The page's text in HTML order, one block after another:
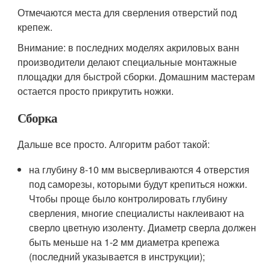
Отмечаются места для сверления отверстий под
крепеж.
Внимание: в последних моделях акриловых ванн
производители делают специальные монтажные
площадки для быстрой сборки. Домашним мастерам
остается просто прикрутить ножки.
Сборка
Дальше все просто. Алгоритм работ такой:
на глубину 8-10 мм высверливаются 4 отверстия
под саморезы, которыми будут крепиться ножки.
Чтобы проще было контролировать глубину
сверления, многие специалисты наклеивают на
сверло цветную изоленту. Диаметр сверла должен
быть меньше на 1-2 мм диаметра крепежа
(последний указывается в инструкции);